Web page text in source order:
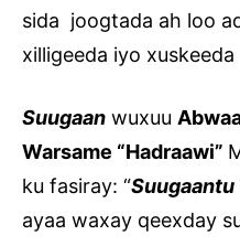
sida joogtada ah loo
xilligeeda iyo
Suugaan wuxuu
Warsame “Hadraawi”
ku fasiray: “
ayaa waxay qeexday